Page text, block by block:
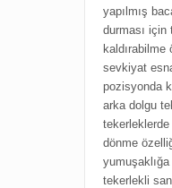
yapılmış
durması için
sevkiyat
pozisyonda
arka dolgu
dönme
tekerlekli